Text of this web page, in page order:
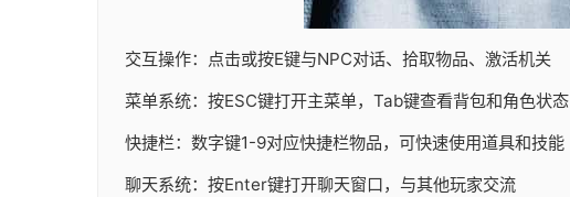
交互操作：点击或按E键与NPC对话、拾取物品、激活机关
菜单系统：按ESC键打开主菜单，Tab键查看背包和角色状态
快捷栏：数字键1-9对应快捷栏物品，可快速使用道具和技能
聊天系统：按Enter键打开聊天窗口，与其他玩家交流